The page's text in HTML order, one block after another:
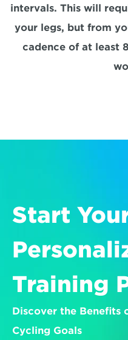
intervals. This will
your legs, but from
cadence of at least
Start
Training
Discover the Benefits
Cycling Goals